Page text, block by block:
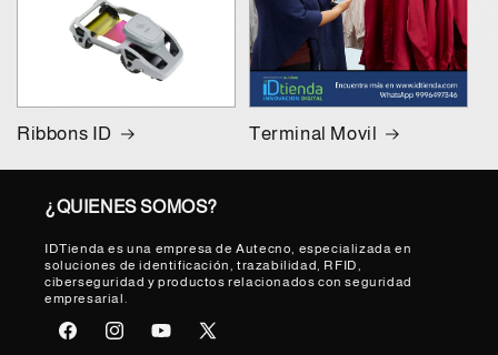
Ribbons ID Terminal Movil
¿QUIENES SOMOS?
IDTienda es una empresa de Autecno, especializada en
soluciones de identificación, trazabilidad, RFID,
ciberseguridad y productos relacionados con seguridad
empresarial.
FacebookInstagramYouTubeX